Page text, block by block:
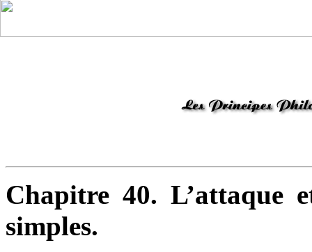
Chapitre 40. L’attaque
simples.